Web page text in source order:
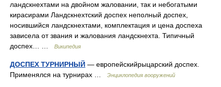
ландскнехтами на двойном жаловании, так и небогатыми
кирасирами Ландскнехтский доспех неполный доспех,
носившийся ландскнехтами, комплектация и цена доспеха
зависела от звания и жалования ландскнехта. Типичный
доспех… …
Википедия
ДОСПЕХ ТУРНИРНЫЙ — европейскийрыцарский доспех.
Применялся на турнирах …
Энциклопедия вооружений